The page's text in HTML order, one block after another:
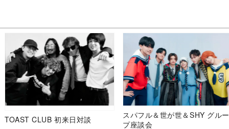
TOAST CLUB 初来日対談
スパフル＆世が世＆SHY グルー
プ座談会